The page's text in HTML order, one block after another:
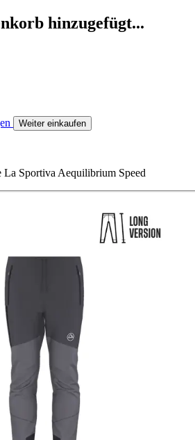
hinzugefügt...
Weiter einkaufen
La Sportiva Aequilibrium Speed